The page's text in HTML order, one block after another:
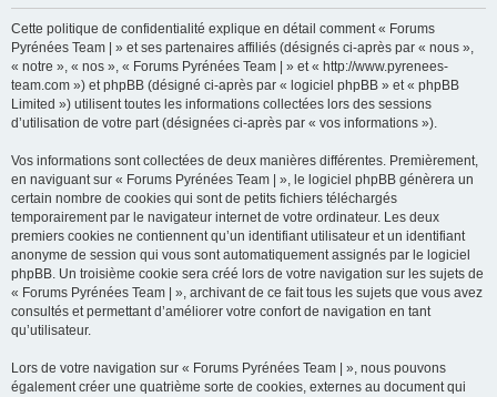
h
Cette politique de confidentialité explique en détail comment « Forums
Pyrénées Team | » et ses partenaires affiliés (désignés ci-après par « nous »,
« notre », « nos », « Forums Pyrénées Team | » et « http://www.pyrenees-
team.com ») et phpBB (désigné ci-après par « logiciel phpBB » et « phpBB
Limited ») utilisent toutes les informations collectées lors des sessions
d’utilisation de votre part (désignées ci-après par « vos informations »).
Vos informations sont collectées de deux manières différentes. Premièrement,
en naviguant sur « Forums Pyrénées Team | », le logiciel phpBB génèrera un
certain nombre de cookies qui sont de petits fichiers téléchargés
temporairement par le navigateur internet de votre ordinateur. Les deux
premiers cookies ne contiennent qu’un identifiant utilisateur et un identifiant
anonyme de session qui vous sont automatiquement assignés par le logiciel
phpBB. Un troisième cookie sera créé lors de votre navigation sur les sujets de
« Forums Pyrénées Team | », archivant de ce fait tous les sujets que vous avez
consultés et permettant d’améliorer votre confort de navigation en tant
qu’utilisateur.
Lors de votre navigation sur « Forums Pyrénées Team | », nous pouvons
également créer une quatrième sorte de cookies, externes au document qui